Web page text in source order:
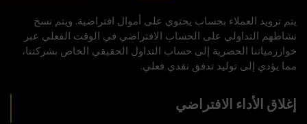
يتم تزويد العملاء بحساب يحتوي على أموال افتراضية. ويتم نسخ
نشاطهم التداولي على الحساب الافتراضي في الوقت الفعلي عبر
خوارزمياتنا الحصرية إلى حساب التداول الحقيقي الخاص بشركتنا،
مما يؤدي إلى توليد تدفق نقدي فعلي.
إغلاق الأداء الافتراضي